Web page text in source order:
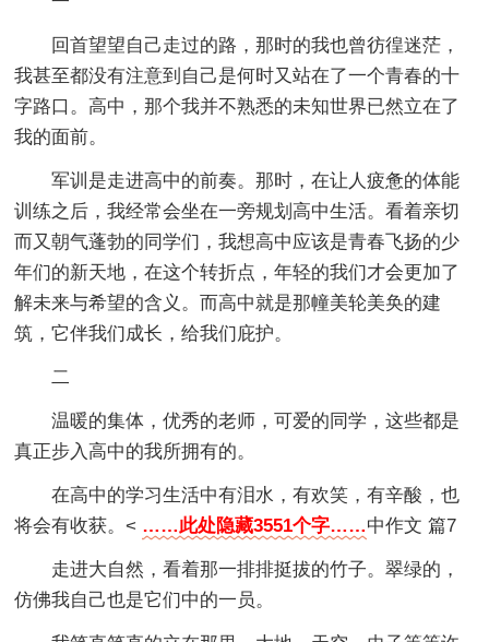
回首望望自己走过的路，那时的我也曾彷徨迷茫，
我甚至都没有注意到自己是何时又站在了一个青春的十
字路口。高中，那个我并不熟悉的未知世界已然立在了
我的面前。
军训是走进高中的前奏。那时，在让人疲惫的体能
训练之后，我经常会坐在一旁规划高中生活。看着亲切
而又朝气蓬勃的同学们，我想高中应该是青春飞扬的少
年们的新天地，在这个转折点，年轻的我们才会更加了
解未来与希望的含义。而高中就是那幢美轮美奂的建
筑，它伴我们成长，给我们庇护。
二
温暖的集体，优秀的老师，可爱的同学，这些都是
真正步入高中的我所拥有的。
在高中的学习生活中有泪水，有欢笑，有辛酸，也
将会有收获。< ……此处隐藏3551个字……中作文 篇7
走进大自然，看着那一排排挺拔的竹子。翠绿的，
仿佛我自己也是它们中的一员。